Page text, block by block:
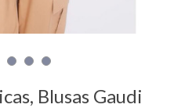
Blusas Gaudi